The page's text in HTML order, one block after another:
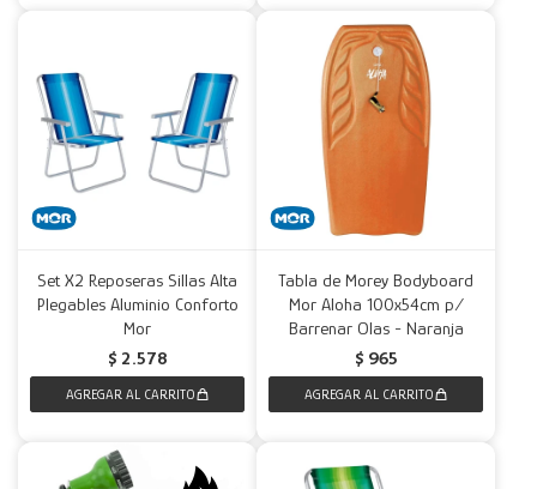
Set X2 Reposeras Sillas Alta
Plegables Aluminio Conforto
Mor
$ 2.578
Tabla de Morey Bodyboard
Mor Aloha 100x54cm p/
Barrenar Olas - Naranja
$ 965